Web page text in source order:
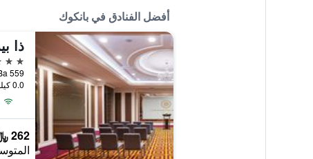
أفضل الفنادق في بانكوك
ذا
5 نجوم
0.0 كيلومتر عن وسط المدينة
262 ﷼